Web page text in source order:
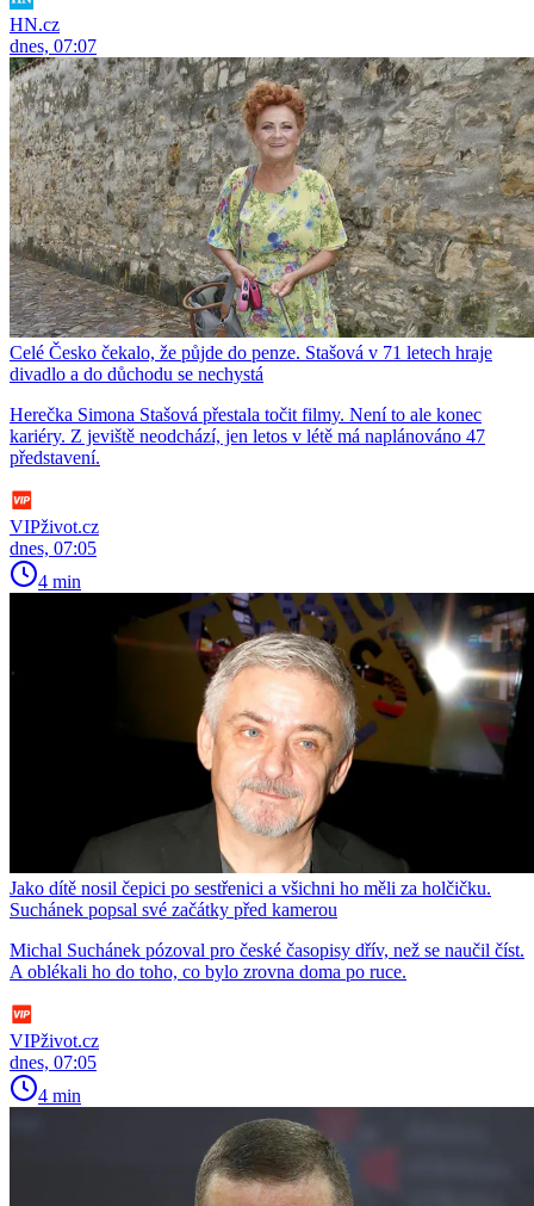
HN.cz
dnes, 07:07
Celé Česko čekalo, že půjde do penze. Stašová v 71 letech hraje
divadlo a do důchodu se nechystá
Herečka Simona Stašová přestala točit filmy. Není to ale konec
kariéry. Z jeviště neodchází, jen letos v létě má naplánováno 47
představení.
VIPživot.cz
dnes, 07:05
4 min
Jako dítě nosil čepici po sestřenici a všichni ho měli za holčičku.
Suchánek popsal své začátky před kamerou
Michal Suchánek pózoval pro české časopisy dřív, než se naučil číst.
A oblékali ho do toho, co bylo zrovna doma po ruce.
VIPživot.cz
dnes, 07:05
4 min